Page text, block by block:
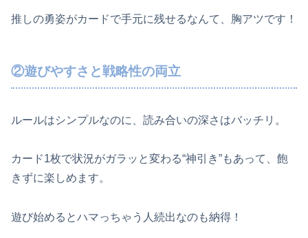
推しの勇姿がカードで手元に残せるなんて、胸アツです！
②遊びやすさと戦略性の両立
ルールはシンプルなのに、読み合いの深さはバッチリ。
カード1枚で状況がガラッと変わる“神引き”もあって、飽
きずに楽しめます。
遊び始めるとハマっちゃう人続出なのも納得！